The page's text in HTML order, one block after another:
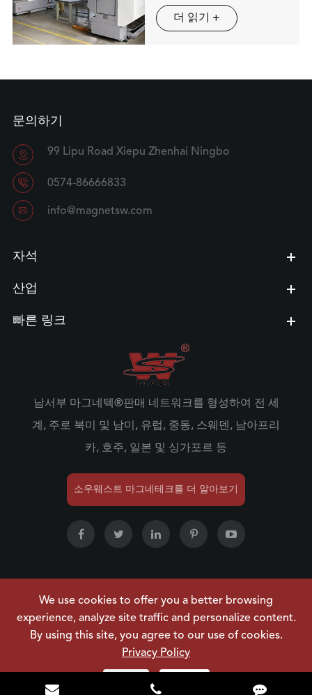
더 읽기 +
문의하기
 99 Lipu Road Xiepu Zhenhai Ningbo
 0574-86666833
 info@magnetsw.com
자석
산업
빠른 링크
남서부 마그네텍®판매 네트워크를 형성하여 전 세
계, 주로 북미 및 남미, 유럽, 중동, 스웨덴, 남아프리
카, 호주, 일본 및 싱가포르 등
소우웨스트 마그네테크를 더 알아보기
저작권 ©NINGBO SOUWEST MAGNETECH
DEVELOPMENT CO.,LTD.모든 권리 보유.
| 개인정보 처리방침
We use cookies to offer you a better browsing
experience, analyze site traffic and personalize content.
By using this site, you agree to our use of cookies.
Privacy Policy